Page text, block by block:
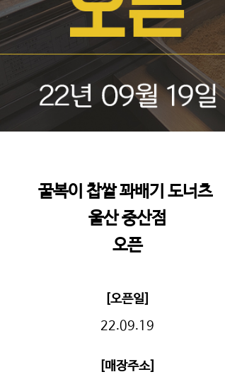
꿀복이 찹쌀 꽈배기 도너츠
울산 중산점
오픈
[오픈일]
22.09.19
[매장주소]